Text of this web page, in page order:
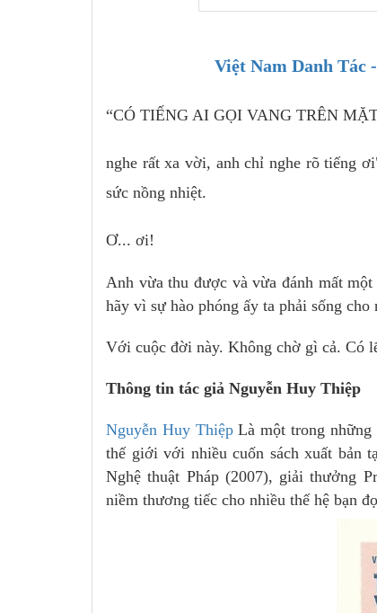
Việt Nam Danh Tác
“CÓ TIẾNG AI GỌI VANG TRÊN
nghe rất xa vời, anh chỉ nghe rõ tiếng
sức nồng nhiệt.
Ơ... ơi!
Anh vừa thu được và vừa đánh mất
hãy vì sự hào phóng ấy ta phải sống cho
Với cuộc đời này. Không chờ gì cả. Có
Thông tin tác giả Nguyễn Huy Thiệp
Nguyễn Huy ThiệpLà một trong những
thế giới với nhiều cuốn sách xuất bản
Nghệ thuật Pháp (2007), giải thưởng
niềm thương tiếc cho nhiều thế hệ bạn